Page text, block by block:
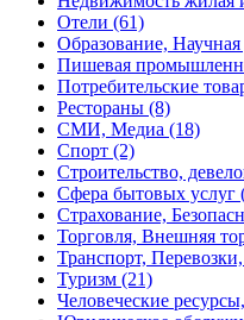
Отели (61)
Образование, Научная
Пишевая
Потребительские
Рестораны (8)
СМИ, Медиа (18)
Спорт (2)
Строительство,
Сфера бытовых услуг
Страхование,
Торговля, Внешняя
Транспорт,
Туризм (21)
Человеческие